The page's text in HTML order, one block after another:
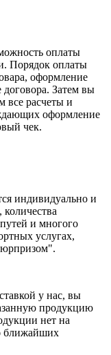
оплаты
Порядок оплаты
оформление
договора. Затем вы
все расчеты и
оформление
чек.
индивидуально и
количества
путей и многого
услугах,
у нас, вы
продукцию
нет на
ближайших